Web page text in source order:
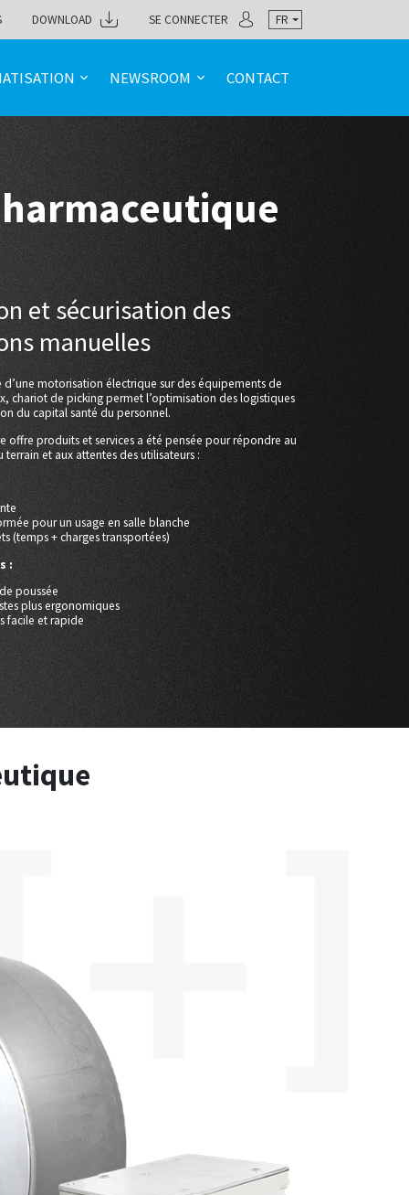
DOWNLOAD SE CONNECTER FR
NEWSROOM CONTACT
et sécurisation des
manuelles
d’une motorisation électrique sur des équipements de
chariot de picking permet l’optimisation des logistiques
du capital santé du personnel.
offre produits et services a été pensée pour répondre au
terrain et aux attentes des utilisateurs :
pour un usage en salle blanche
(temps + charges transportées)
:
poussée
plus ergonomiques
facile et rapide